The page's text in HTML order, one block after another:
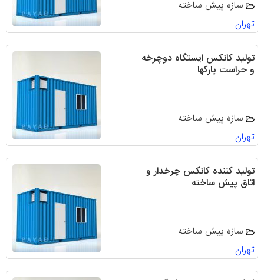
سازه پیش ساخته
تهران
تولید کانکس ایستگاه دوچرخه
و حراست پارکها
سازه پیش ساخته
تهران
تولید کننده کانکس چرخدار و
اتاق پیش ساخته
سازه پیش ساخته
تهران